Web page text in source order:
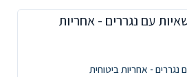
- אחריות ביטוחית